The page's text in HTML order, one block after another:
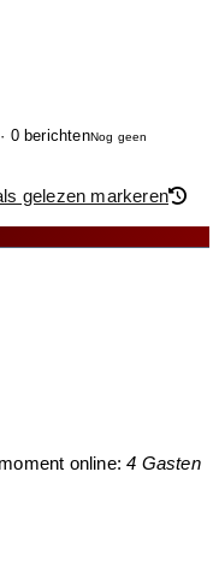
0 berichtenNog geen
gelezen markeren
online:4 Gasten